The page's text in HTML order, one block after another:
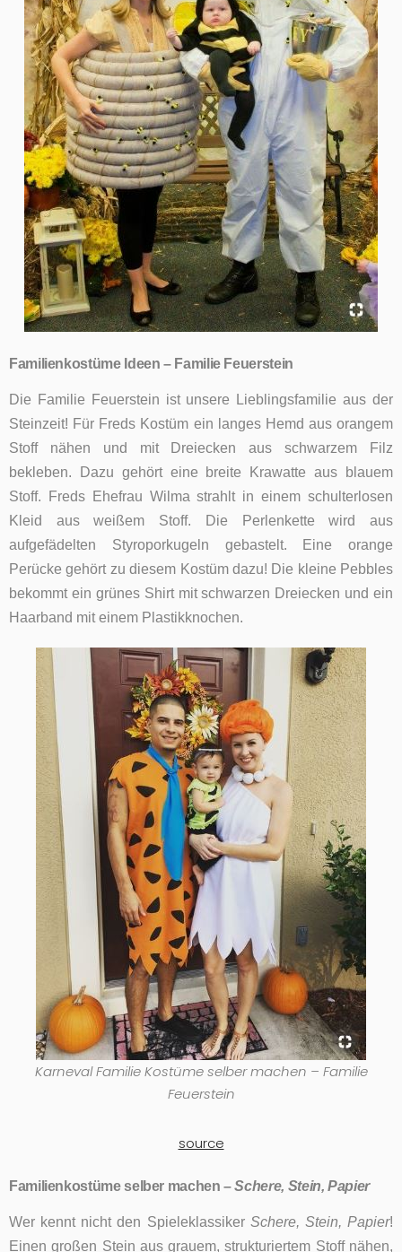
Familienkostüme Ideen – Familie Feuerstein
Die Familie Feuerstein ist unsere Lieblingsfamilie aus der
Steinzeit! Für Freds Kostüm ein langes Hemd aus orangem
Stoff nähen und mit Dreiecken aus schwarzem Filz
bekleben. Dazu gehört eine breite Krawatte aus blauem
Stoff. Freds Ehefrau Wilma strahlt in einem schulterlosen
Kleid aus weißem Stoff. Die Perlenkette wird aus
aufgefädelten Styroporkugeln gebastelt. Eine orange
Perücke gehört zu diesem Kostüm dazu! Die kleine Pebbles
bekommt ein grünes Shirt mit schwarzen Dreiecken und ein
Haarband mit einem Plastikknochen.
Karneval Familie Kostüme selber machen – Familie
Feuerstein
source
Familienkostüme selber machen –Schere, Stein, Papier
Wer kennt nicht den Spieleklassiker Schere, Stein, Papier!
Einen großen Stein aus grauem, strukturiertem Stoff nähen,